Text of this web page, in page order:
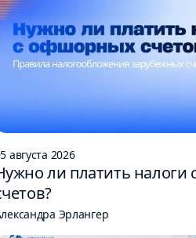
августа 2026
ли платить
Эрлангер